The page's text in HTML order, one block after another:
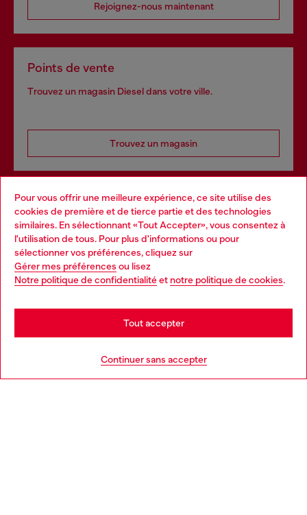
Pour vous offrir une meilleure expérience, ce site utilise des
cookies de première et de tierce partie et des technologies
similaires. En sélectionnant «Tout Accepter», vous consentez à
l'utilisation de tous. Pour plus d'informations ou pour
sélectionner vos préférences, cliquez sur
Gérer mes préférences ou lisez
Notre politique de confidentialitéet notre politique de cookies.
Continuer sans accepter
Tout accepter
Rejoignez-nous maintenant
Points de vente
Trouvez un magasin Diesel dans votre ville.
Trouvez un magasin
Services omnicanaux
Découvrez tous nos services, en ligne et en magasin.
En savoir plus
Choose your location
You are currently browsing France website, but it seems you
may be based in United States